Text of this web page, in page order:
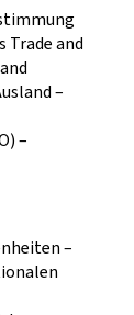
and
–
–
–